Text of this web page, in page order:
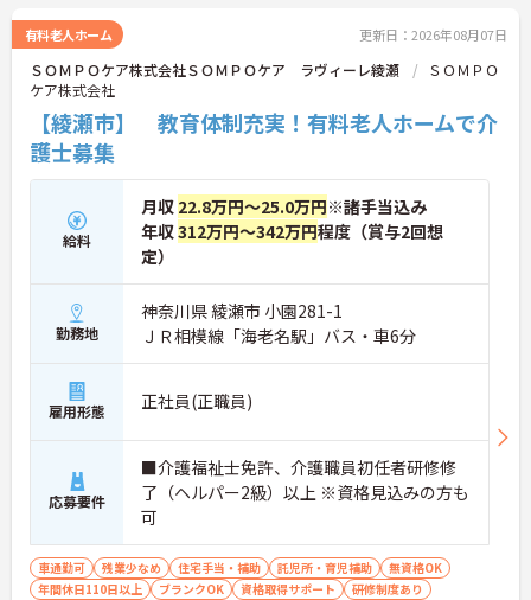
さい！
有料老人ホーム 更新日：2026年08月07日
ＳＯＭＰＯケア株式会社ＳＯＭＰＯケア ラヴィーレ綾瀬
ＳＯＭＰＯ
ケア株式会社
【綾瀬市】 教育体制充実！有料老人ホームで介
護士募集
給料
月収 22.8万円～25.0万円※諸手当込み
年収312万円～342万円程度（賞与2回想
定）
勤務地
神奈川県 綾瀬市 小園281-1
ＪＲ相模線「海老名駅」バス・車6分
雇用形態 正社員(正職員)
応募要件
■介護福祉士免許、介護職員初任者研修修
了（ヘルパー2級）以上 ※資格見込みの方も
可
車通勤可 残業少なめ 住宅手当・補助 託児所・育児補助
無資格OK
年間休日110日以上
ブランクOK 資格取得サポート
研修制度あり